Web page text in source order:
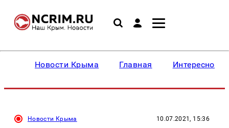
Новости Крыма Главная Интересное
Новости Крыма 10.07.2021, 15:36